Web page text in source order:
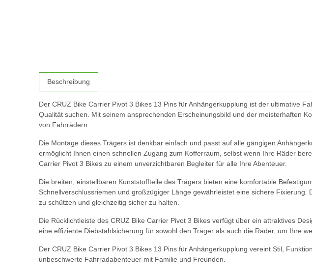
Beschreibung
Der CRUZ Bike Carrier Pivot 3 Bikes 13 Pins für Anhängerkupplung ist der ultimative
Qualität suchen. Mit seinem ansprechenden Erscheinungsbild und der meisterhaften
von Fahrrädern.
Die Montage dieses Trägers ist denkbar einfach und passt auf alle gängigen
ermöglicht Ihnen einen schnellen Zugang zum Kofferraum, selbst wenn Ihre Räder
Carrier Pivot 3 Bikes zu einem unverzichtbaren Begleiter für alle Ihre Abenteuer.
Die breiten, einstellbaren Kunststoffteile des Trägers bieten eine komfortable
Schnellverschlussriemen und großzügiger Länge gewährleistet eine sichere
zu schützen und gleichzeitig sicher zu halten.
Die Rücklichtleiste des CRUZ Bike Carrier Pivot 3 Bikes verfügt über ein attraktives
eine effiziente Diebstahlsicherung für sowohl den Träger als auch die Räder, um Ihre
Der CRUZ Bike Carrier Pivot 3 Bikes 13 Pins für Anhängerkupplung vereint Stil,
unbeschwerte Fahrradabenteuer mit Familie und Freunden.